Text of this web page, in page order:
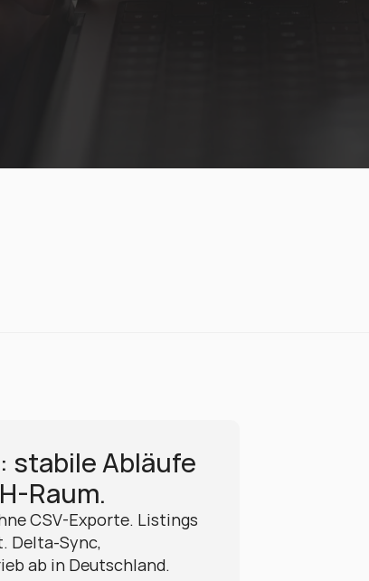
stabile Abläufe
Raum.
CSV-Exporte. Listings
Delta-Sync,
ab in Deutschland.